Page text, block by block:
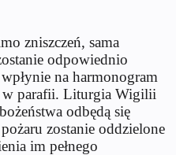
zniszczeń, sama
odpowiednio
na harmonogram
w parafii. Liturgia Wigilii
odbędą się
zostanie oddzielone
im pełnego